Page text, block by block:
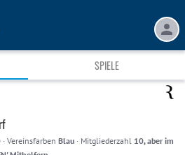
SPIELE
· Vereinsfarben Blau · Mitgliederzahl 10, aber im